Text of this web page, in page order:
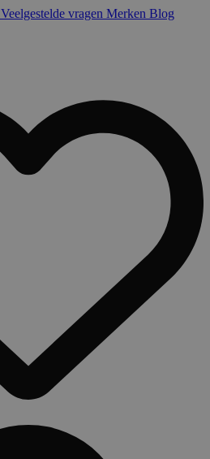
Veelgestelde vragen Merken Blog